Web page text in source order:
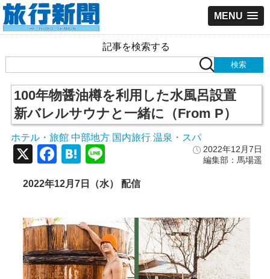
MENU
記事を検索する
100年物醤油樽を利用した水風呂設置
新バレルサウナと一緒に（From P）
ホテル・旅館 中部地方 国内旅行 温泉・スパ
2022年12月7日
編集部：馬場遥
X Facebook
Hatena
2022年12月7日（水） 配信